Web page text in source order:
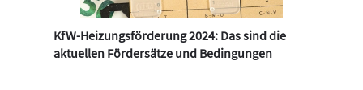
KfW-Heizungsförderung 2024: Das sind die
aktuellen Fördersätze und Bedingungen